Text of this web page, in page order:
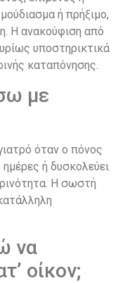
ή πρήξιμο,
Η ανακούφιση από
υποστηρικτικά
καταπόνησης.
με
όταν ο πόνος
ή δυσκολεύει
Η σωστή
να
οίκον;